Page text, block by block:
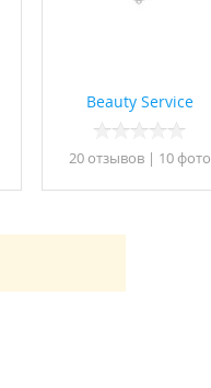
Beauty Service
20 отзывов| 10 фото